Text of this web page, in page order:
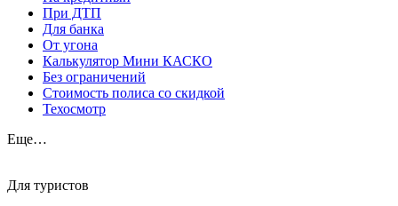
При ДТП
Для банка
От угона
Калькулятор Мини КАСКО
Без ограничений
Стоимость полиса со скидкой
Техосмотр
Еще…
Для туристов